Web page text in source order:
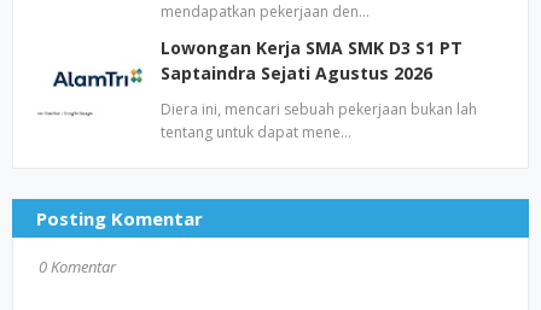
mendapatkan pekerjaan den…
Lowongan Kerja SMA SMK D3 S1 PT
Saptaindra Sejati Agustus 2026
Diera ini, mencari sebuah pekerjaan bukan lah
tentang untuk dapat mene…
Posting Komentar
0 Komentar